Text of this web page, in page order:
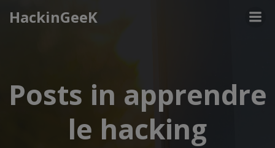
HackinGeeK
Posts in apprendre
le hacking